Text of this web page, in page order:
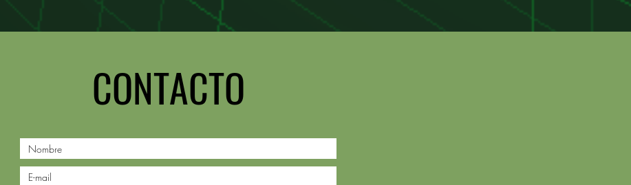
CONTACTO